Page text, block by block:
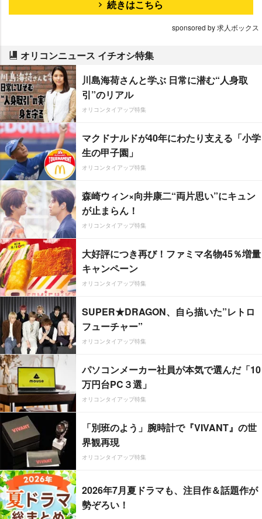
続きはこちら
sponsored by 求人ボックス
オリコンニュース イチオシ特集
川島海荷さんと学ぶ 日常に潜む“人身取
引”のリアル
オリコンタイアップ特集
マクドナルドが40年にわたり支える「小学
生の甲子園」
オリコンタイアップ特集
森崎ウィン×向井康二“両片思い”にキュン
が止まらん！
オリコンタイアップ特集
大好評につき再び！ファミマ名物45％増量
キャンペーン
オリコンタイアップ特集
SUPER★DRAGON、自ら描いた”レトロ
フューチャー”
オリコンタイアップ特集
パソコンメーカー社員が本気で選んだ「10
万円台PC３選」
オリコンタイアップ特集
「別班のよう」腕時計で『VIVANT』の世
界観再現
オリコンタイアップ特集
2026年7月夏ドラマも、注目作＆話題作が
勢ぞろい！